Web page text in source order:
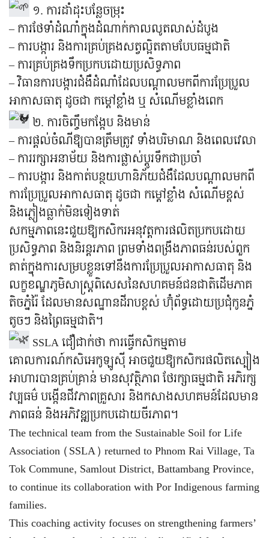
១. ការដាំដុះបន្លែចម្រុះ
– ការថែទាំដំណាំក្នុងដំណាក់កាលលូតលាស់ដំបូង
– ការបង្ការ និងការគ្រប់គ្រងសត្វល្អិតតាមបែបធម្មជាតិ
– ការគ្រប់គ្រងទឹកប្រកបដោយប្រសិទ្ធភាព
– វិធានការបង្ការជំងឺដំណាំដែលបណ្តាលមកពីការប្រែប្រួល
អាកាសធាតុ ដូចជា កម្ដៅខ្លាំង ឬ សំណើមខ្លាំងពេក
២. ការចិញ្ចឹមកង្កែប និងមាន់
– ការផ្តល់ចំណីឱ្យបានត្រឹមត្រូវ ទាំងបរិមាណ និងពេលវេលា
– ការរក្សាអនាម័យ និងការផ្លាស់ប្តូរទឹកជាប្រចាំ
– ការបង្ការ និងកាត់បន្ថយហានិភ័យជំងឺដែលបណ្តាលមកពី
ការប្រែប្រួលអាកាសធាតុ ដូចជា កម្ដៅខ្លាំង សំណើមខ្ពស់
និងភ្លៀងធ្លាក់មិនទៀងទាត់
សកម្មភាពនេះជួយឱ្យកសិករអនុវត្តការផលិតប្រកបដោយ
ប្រសិទ្ធភាព និងនិរន្តរភាព ព្រមទាំងពង្រឹងភាពធន់របស់ពួក
គាត់ក្នុងការសម្របខ្លួនទៅនឹងការប្រែប្រួលអាកាសធាតុ និង
លក្ខខណ្ឌភូមិសាស្ត្រពិសេសនៃសហគមន៍ជនជាតិដើមភាគ
តិចភ្នំរ៉ៃ ដែលមានសណ្ឋានដីរាបខ្ពស់ ហ៊ុំព័ទ្ធដោយប្រជុំកូនភ្នំ
តូចៗ និងព្រៃធម្មជាតិ។
SSLA ជឿជាក់ថា ការធ្វើកសិកម្មតាម
គោលការណ៍កសិអេកូឡូស៊ី អាចជួយឱ្យកសិករផលិតស្បៀង
អាហារបានគ្រប់គ្រាន់ មានសុវត្ថិភាព ថែរក្សាធម្មជាតិ អភិរក្ស
វប្បធម៌ បង្កើនជីវភាពគ្រួសារ និងកសាងសហគមន៍ដែលមាន
ភាពធន់ និងអភិវឌ្ឍប្រកបដោយចីរភាព។
The technical team from the Sustainable Soil for Life
Association (SSLA) returned to Phnom Rai Village, Ta
Tok Commune, Samlout District, Battambang Province,
to continue its collaboration with Por Indigenous farming
families.
This coaching activity focuses on strengthening farmers’